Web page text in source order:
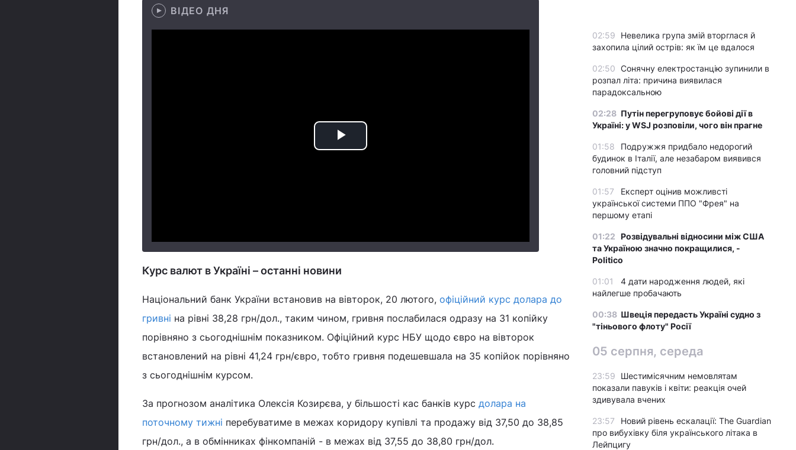
ВІДЕО ДНЯ
Play
Курс валют в Україні – останні новини
Національний банк України встановив на вівторок, 20 лютого, офіційний курс долара до
гривні на рівні 38,28 грн/дол., таким чином, гривня послабилася одразу на 31 копійку
порівняно з сьогоднішнім показником. Офіційний курс НБУ щодо євро на вівторок
встановлений на рівні 41,24 грн/євро, тобто гривня подешевшала на 35 копійок порівняно
з сьогоднішнім курсом.
За прогнозом аналітика Олексія Козирєва, у більшості кас банків курс долара на
поточному тижні перебуватиме в межах коридору купівлі та продажу від 37,50 до 38,85
грн/дол., а в обмінниках фінкомпаній - в межах від 37,55 до 38,80 грн/дол.
02:59
Невелика група змій вторглася й
захопила цілий острів: як їм це вдалося
02:50 Сонячну електростанцію зупинили в
розпал літа: причина виявилася
парадоксальною
02:28 Путін перегруповує бойові дії в
Україні: у WSJ розповіли, чого він прагне
01:58
Подружжя придбало недорогий
будинок в Італії, але незабаром виявився
головний підступ
01:57
Експерт оцінив можливсті
української системи ППО "Фрея" на
першому етапі
01:22 Розвідувальні відносини між США
та Україною значно покращилися, -
Politico
01:01
4 дати народження людей, які
найлегше пробачають
00:38 Швеція передасть Україні судно з
"тіньового флоту" Росії
05 серпня, середа
23:59
Шестимісячним немовлятам
показали павуків і квіти: реакція очей
здивувала вчених
23:57
Новий рівень ескалації: The Guardian
про вибухівку біля українського літака в
Лейпцигу